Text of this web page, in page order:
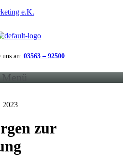
e.K.
an: 03563 – 92500
Menü
2023
zur